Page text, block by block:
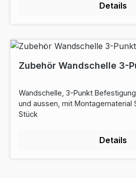
Details
Zubehör Wandschelle 3-
Wandschelle, 3-Punkt
und aussen, mit Montagematerial Set bestehend aus 2
Stück
Details